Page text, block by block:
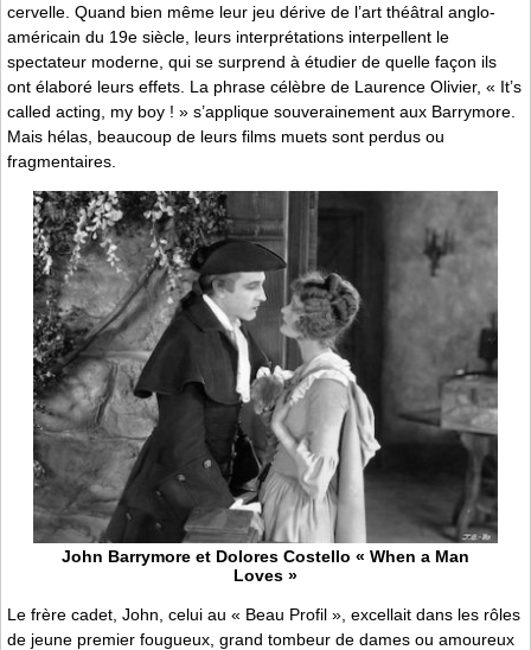
cervelle. Quand bien même leur jeu dérive de l’art théâtral anglo-
américain du 19e siècle, leurs interprétations interpellent le
spectateur moderne, qui se surprend à étudier de quelle façon ils
ont élaboré leurs effets. La phrase célèbre de Laurence Olivier, « It’s
called acting, my boy ! » s’applique souverainement aux Barrymore.
Mais hélas, beaucoup de leurs films muets sont perdus ou
fragmentaires.
John Barrymore et Dolores Costello « When a Man
Loves »
Le frère cadet, John, celui au « Beau Profil », excellait dans les rôles
de jeune premier fougueux, grand tombeur de dames ou amoureux